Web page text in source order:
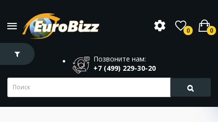
0 0
Позвоните нам:
+7 (499) 229-30-20